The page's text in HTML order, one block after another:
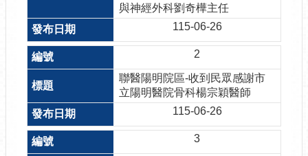
與神經外科劉奇樺主任
115-06-26
2
聯醫陽明院區-收到民眾感謝市
立陽明醫院骨科楊宗穎醫師
115-06-26
3